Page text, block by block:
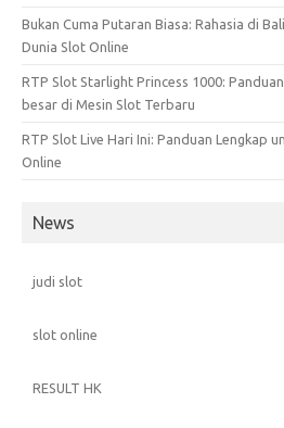
Bukan Cuma Putaran Biasa: Rahasia di
Dunia Slot Online
RTP Slot Starlight Princess 1000:
besar di Mesin Slot Terbaru
RTP Slot Live Hari Ini: Panduan Lengkap
Online
News
judi slot
slot online
RESULT HK